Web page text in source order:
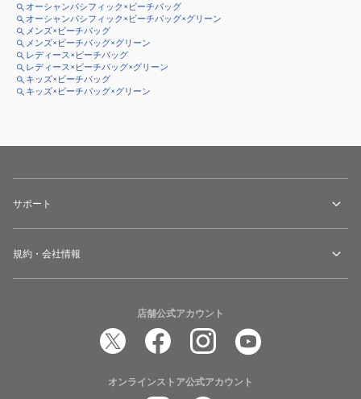
オーシャンパシフィック×ビーチバッグ
オーシャンパシフィック×ビーチバッグ×グリーン
メンズ×ビーチバッグ
メンズ×ビーチバッグ×グリーン
レディース×ビーチバッグ
レディース×ビーチバッグ×グリーン
キッズ×ビーチバッグ
キッズ×ビーチバッグ×グリーン
サポート
規約・会社情報
店舗公式アカウント
オンラインストア公式アカウント